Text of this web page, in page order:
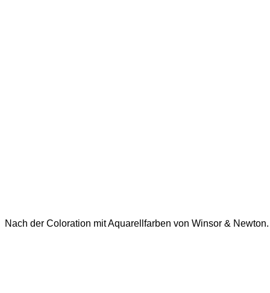
Nach der Coloration mit Aquarellfarben von Winsor & Newton.